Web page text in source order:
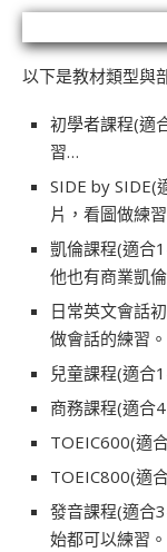
以下是教材類型與
初學者課程(適
習…
SIDE by SIDE(
片，看圖做練
凱倫課程(適合
他也有商業凱
日常英文會話
做會話的練習。
兒童課程(適合
商務課程(適合
TOEIC600(適
TOEIC800(適
發音課程(適合
始都可以練習。